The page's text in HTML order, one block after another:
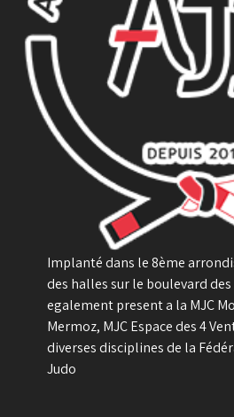
Implanté dans le 8ème
des halles sur le boulevard
egalement present a la MJC
Mermoz, MJC Espace des 4
diverses disciplines de la
Judo